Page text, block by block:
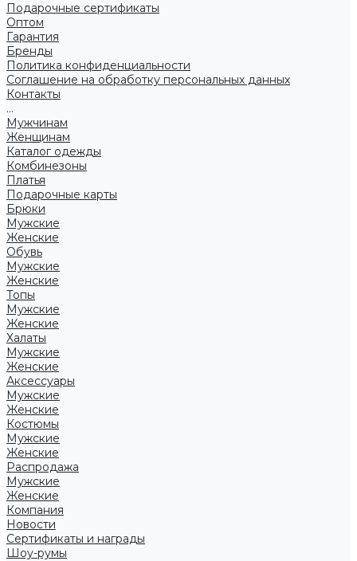
Подарочные сертификаты
Оптом
Гарантия
Бренды
Политика конфиденциальности
Соглашение на обработку персональных данных
Контакты
...
Мужчинам
Женщинам
Каталог одежды
Комбинезоны
Платья
Подарочные карты
Брюки
Мужские
Женские
Обувь
Мужские
Женские
Топы
Мужские
Женские
Халаты
Мужские
Женские
Аксессуары
Мужские
Женские
Костюмы
Мужские
Женские
Распродажа
Мужские
Женские
Компания
Новости
Сертификаты и награды
Шоу-румы